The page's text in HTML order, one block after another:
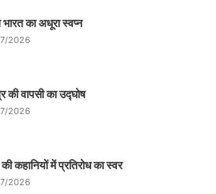
का अधूरा स्वप्न
2026
की वापसी का उद्घोष
2026
कहानियों में प्रतिरोध का स्वर
2026